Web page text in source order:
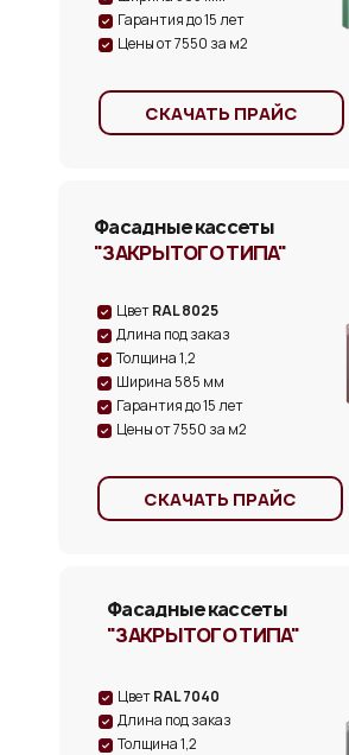
Фасадные кассеты
"ЗАКРЫТОГО ТИПА"
Гарантия до 15 лет
Цены от 7550 за м2
Гарантия до 15 лет
Цены от 7550 за м2
Ширина 585 мм
Толщина 1,2
Длина под заказ
ЦветRAL 8025
СКАЧАТЬ ПРАЙС
СКАЧАТЬ ПРАЙС
ЦветRAL 7040
Длина под заказ
Толщина 1,2
Фасадные кассеты
"ЗАКРЫТОГО ТИПА"